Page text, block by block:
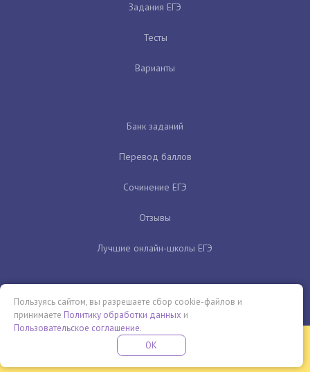
Задания ЕГЭ
Тесты
Варианты
Банк заданий
Перевод баллов
Сочинение ЕГЭ
Отзывы
Лучшие онлайн-школы ЕГЭ
Бесплатная летняя школа
ПРОВЕДИ ЭТО ЛЕТО С ПОЛЬЗОЙ
Пользуясь сайтом, вы разрешаете сбор cookie-файлов и
принимаете Политику обработки данных и
Пользовательское соглашение.
OK